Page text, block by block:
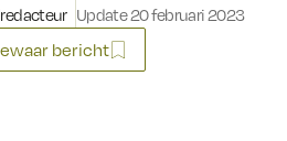
Update 20 februari 2023
bericht